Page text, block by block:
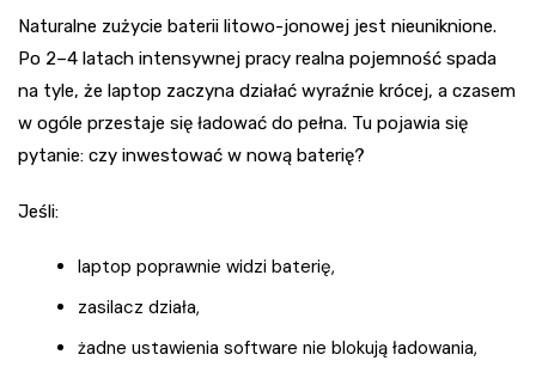
Naturalne zużycie baterii litowo-jonowej jest nieuniknione.
Po 2–4 latach intensywnej pracy realna pojemność spada
na tyle, że laptop zaczyna działać wyraźnie krócej, a czasem
w ogóle przestaje się ładować do pełna. Tu pojawia się
pytanie: czy inwestować w nową baterię?
Jeśli:
laptop poprawnie widzi baterię,
zasilacz działa,
żadne ustawienia software nie blokują ładowania,